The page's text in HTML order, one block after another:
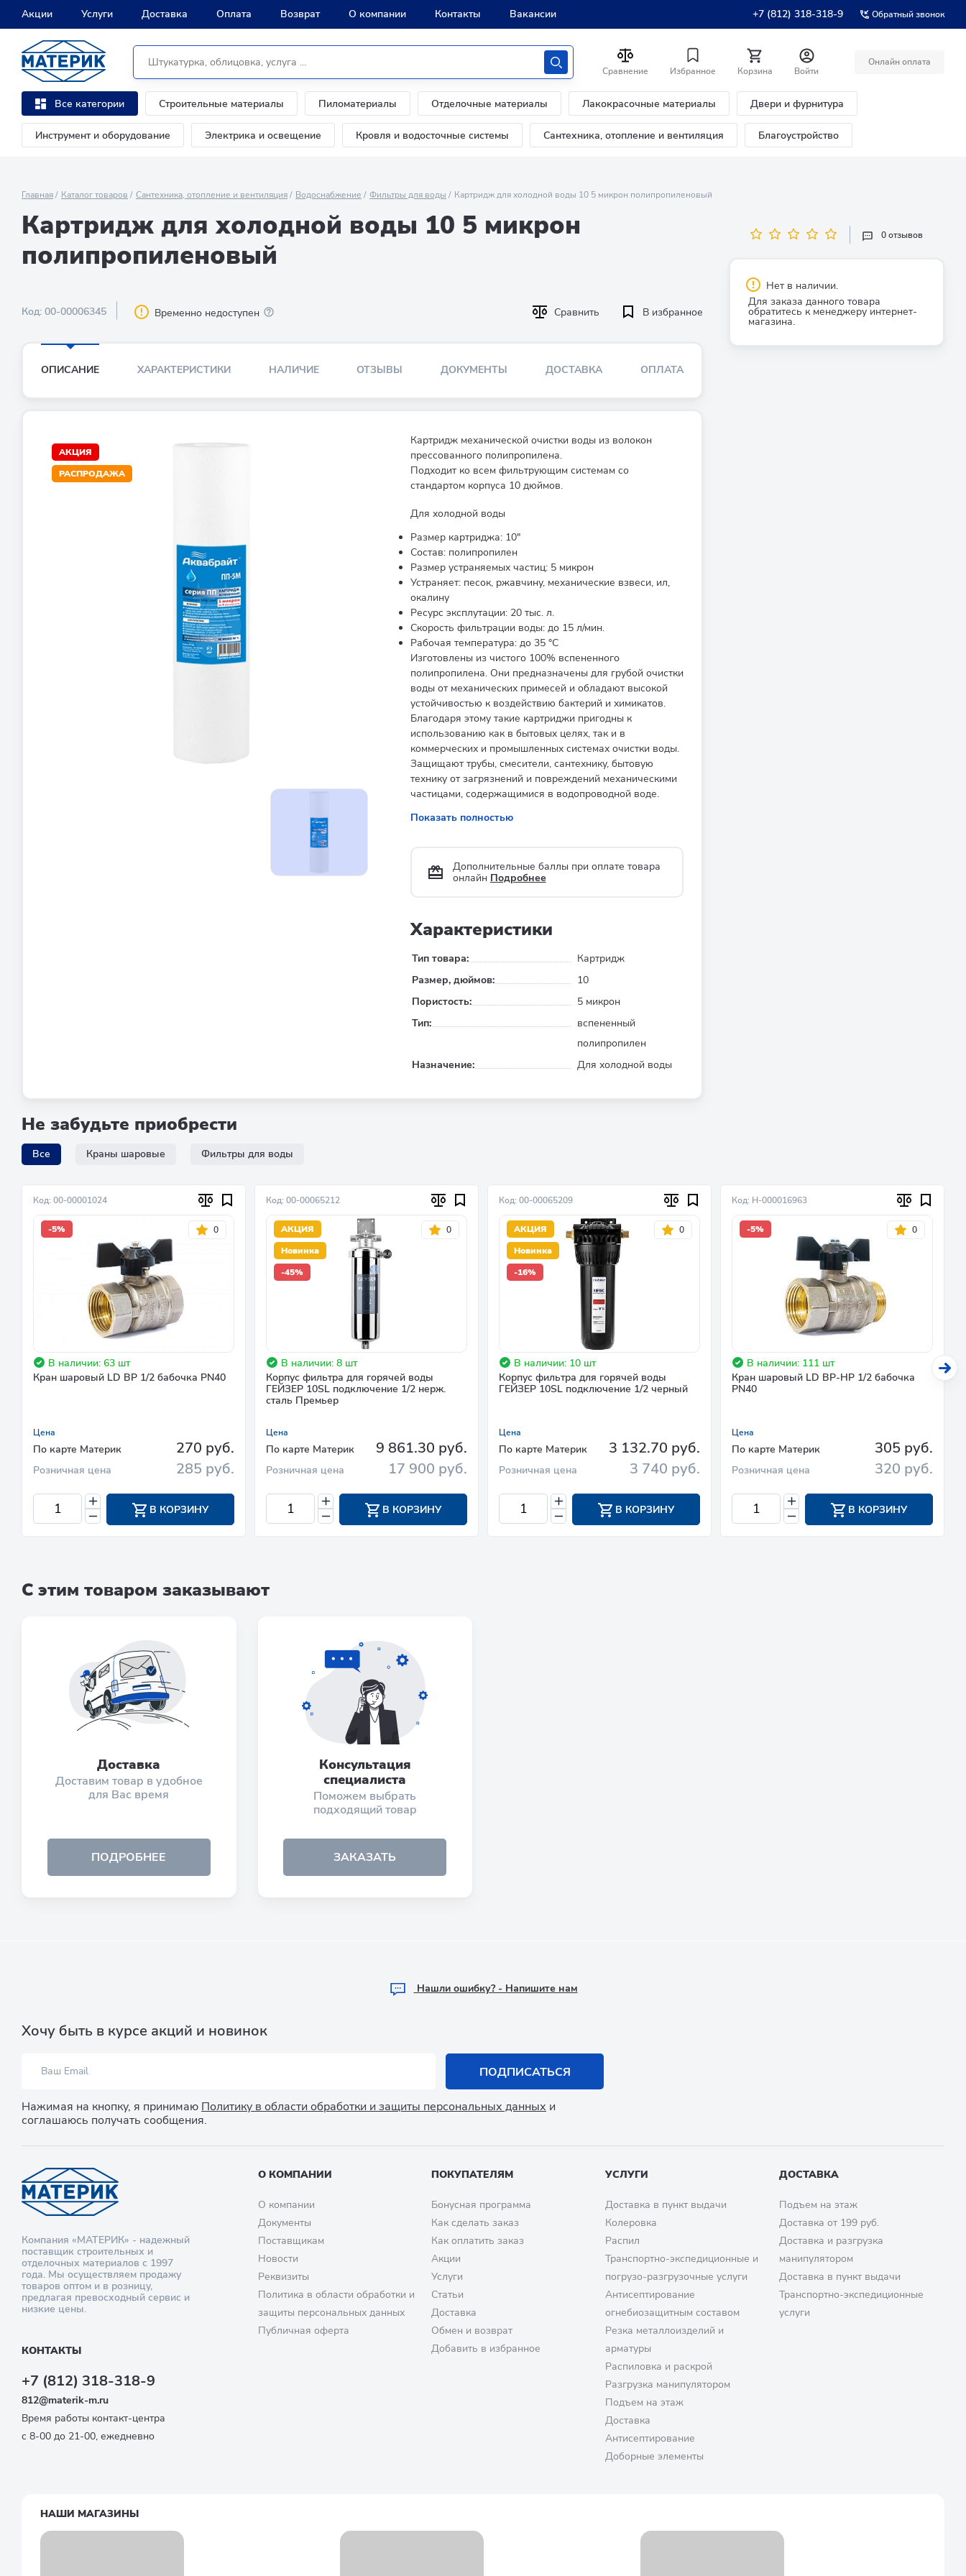
Акции Услуги Доставка Оплата Возврат О компании Контакты Вакансии +7 (812) 318-318-9 Обратный звонок
Сравнение Избранное Корзина Войти
Онлайн оплата
Все категории Строительные материалы Пиломатериалы Отделочные материалы Лакокрасочные материалы Двери и фурнитура
Инструмент и оборудование Электрика и освещение Кровля и водосточные системы Сантехника, отопление и вентиляция Благоустройство
Главная Каталог товаров Сантехника, отопление и вентиляция Водоснабжение Фильтры для воды Картридж для холодной воды 10 5 микрон полипропиленовый
Картридж для холодной воды 10 5 микрон
полипропиленовый
Код: 00-00006345 Временно недоступен Сравнить В избранное
ОПИСАНИЕ ХАРАКТЕРИСТИКИ НАЛИЧИЕ ОТЗЫВЫ ДОКУМЕНТЫ ДОСТАВКА ОПЛАТА
АКЦИЯ
РАСПРОДАЖА
Картридж механической очистки воды из волокон
прессованного полипропилена.
Подходит ко всем фильтрующим системам со
стандартом корпуса 10 дюймов.
Для холодной воды
Размер картриджа: 10"
Состав: полипропилен
Размер устраняемых частиц: 5 микрон
Устраняет: песок, ржавчину, механические взвеси, ил,
окалину
Ресурс эксплутации: 20 тыс. л.
Скорость фильтрации воды: до 15 л/мин.
Рабочая температура: до 35 °С
Изготовлены из чистого 100% вспененного
полипропилена. Они предназначены для грубой очистки
воды от механических примесей и обладают высокой
устойчивостью к воздействию бактерий и химикатов.
Благодаря этому такие картриджи пригодны к
использованию как в бытовых целях, так и в
коммерческих и промышленных системах очистки воды.
Защищают трубы, смесители, сантехнику, бытовую
технику от загрязнений и повреждений механическими
частицами, содержащимися в водопроводной воде.
Показать полностью
Дополнительные баллы при оплате товара
онлайн Подробнее
Характеристики
Тип товара:
Картридж
Размер, дюймов:
10
Пористость:
5 микрон
Тип:
вспененный
полипропилен
Назначение:
Для холодной воды
0 отзывов
Нет в наличии.
Для заказа данного товара
обратитесь к менеджеру интернет-
магазина.
Не забудьте приобрести
Все Краны шаровые Фильтры для воды
Код: 00-00001024
-5% 0
В наличии: 63 шт
Кран шаровый LD ВР 1/2 бабочка PN40
Цена
По карте Материк 270 руб.
Розничная цена 285 руб.
В КОРЗИНУ
Код: 00-00065212
АКЦИЯ
Новинка
-45%
0
В наличии: 8 шт
Корпус фильтра для горячей воды
ГЕЙЗЕР 10SL подключение 1/2 нерж.
сталь Премьер
Цена
По карте Материк 9 861.30 руб.
Розничная цена 17 900 руб.
В КОРЗИНУ
Код: 00-00065209
АКЦИЯ
Новинка
-16%
0
В наличии: 10 шт
Корпус фильтра для горячей воды
ГЕЙЗЕР 10SL подключение 1/2 черный
Цена
По карте Материк 3 132.70 руб.
Розничная цена 3 740 руб.
В КОРЗИНУ
Код: Н-000016963
-5% 0
В наличии: 111 шт
Кран шаровый LD ВР-НР 1/2 бабочка
PN40
Цена
По карте Материк 305 руб.
Розничная цена 320 руб.
В КОРЗИНУ
С этим товаром заказывают
Доставка
Доставим товар в удобное
для Вас время
ПОДРОБНЕЕ
Консультация
специалиста
Поможем выбрать
подходящий товар
ЗАКАЗАТЬ
Hашли ошибку? - Напишите нам
Хочу быть в курсе акций и новинок
ПОДПИСАТЬСЯ
Нажимая на кнопку, я принимаю Политику в области обработки и защиты персональных данных и
соглашаюсь получать сообщения.
Компания «МАТЕРИК» - надежный
поставщик строительных и
отделочных материалов с 1997
года. Мы осуществляем продажу
товаров оптом и в розницу,
предлагая превосходный сервис и
низкие цены.
КОНТАКТЫ
+7 (812) 318-318-9
812@materik-m.ru
Время работы контакт-центра
с 8-00 до 21-00, ежедневно
О КОМПАНИИ
О компании
Документы
Поставщикам
Новости
Реквизиты
Политика в области обработки и
защиты персональных данных
Публичная оферта
ПОКУПАТЕЛЯМ
Бонусная программа
Как сделать заказ
Как оплатить заказ
Акции
Услуги
Статьи
Доставка
Обмен и возврат
Добавить в избранное
УСЛУГИ
Доставка в пункт выдачи
Колеровка
Распил
Транспортно-экспедиционные и
погрузо-разгрузочные услуги
Антисептирование
огнебиозащитным составом
Резка металлоизделий и
арматуры
Распиловка и раскрой
Разгрузка манипулятором
Подъем на этаж
Доставка
Антисептирование
Доборные элементы
ДОСТАВКА
Подъем на этаж
Доставка от 199 руб.
Доставка и разгрузка
манипулятором
Доставка в пункт выдачи
Транспортно-экспедиционные
услуги
НАШИ МАГАЗИНЫ